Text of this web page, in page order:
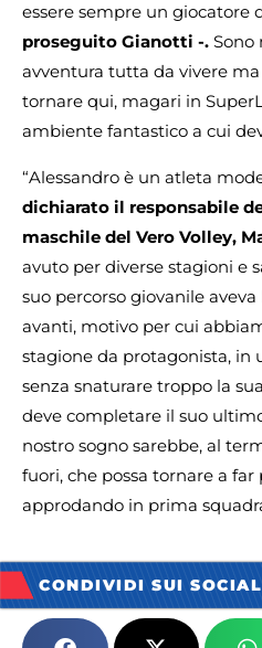
essere sempre un giocatore
proseguito Gianotti -. Sono
avventura tutta da vivere
tornare qui, magari in
ambiente fantastico a cui
“Alessandro è un atleta
dichiarato il responsabile
maschile del Vero Volley,
avuto per diverse stagioni e
suo percorso giovanile
avanti, motivo per cui
stagione da protagonista, in
senza snaturare troppo la
deve completare il suo
nostro sogno sarebbe, al
fuori, che possa tornare a
approdando in prima
CONDIVIDI SUI SOCIAL